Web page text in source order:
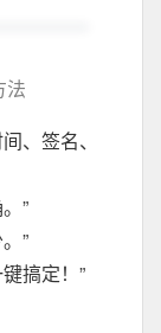
法
、签名、
”
”
搞定！”